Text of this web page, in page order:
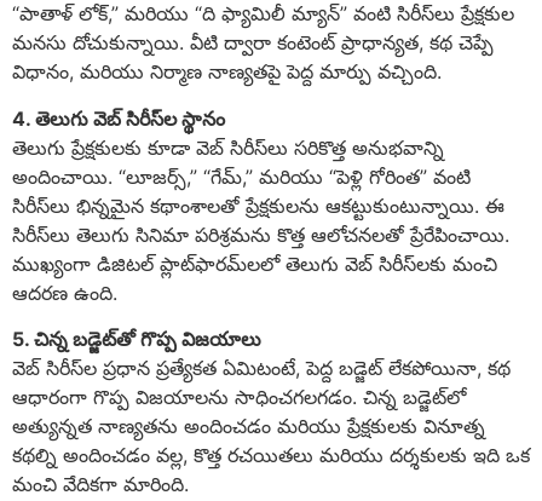
“పాతాళ్ లోక్,” మరియు “ది ఫ్యామిలీ మ్యాన్” వంటి సిరీస్‌లు ప్రేక్షకుల
మనసు దోచుకున్నాయి. వీటి ద్వారా కంటెంట్ ప్రాధాన్యత, కథ చెప్పే
విధానం, మరియు నిర్మాణ నాణ్యతపై పెద్ద మార్పు వచ్చింది.
4. తెలుగు వెబ్ సిరీస్‌ల స్థానం
తెలుగు ప్రేక్షకులకు కూడా వెబ్ సిరీస్‌లు సరికొత్త అనుభవాన్ని
అందించాయి. “లూజర్స్,” “గేమ్,” మరియు “పెళ్లి గోరింత” వంటి
సిరీస్‌లు భిన్నమైన కథాంశాలతో ప్రేక్షకులను ఆకట్టుకుంటున్నాయి. ఈ
సిరీస్‌లు తెలుగు సినిమా పరిశ్రమను కొత్త ఆలోచనలతో ప్రేరేపించాయి.
ముఖ్యంగా డిజిటల్ ప్లాట్‌ఫారమ్‌లలో తెలుగు వెబ్ సిరీస్‌లకు మంచి
ఆదరణ ఉంది.
5. చిన్న బడ్జెట్‌తో గొప్ప విజయాలు
వెబ్ సిరీస్‌ల ప్రధాన ప్రత్యేకత ఏమిటంటే, పెద్ద బడ్జెట్ లేకపోయినా, కథ
ఆధారంగా గొప్ప విజయాలను సాధించగలగడం. చిన్న బడ్జెట్‌లో
అత్యున్నత నాణ్యతను అందించడం మరియు ప్రేక్షకులకు వినూత్న
కథల్ని అందించడం వల్ల, కొత్త రచయితలు మరియు దర్శకులకు ఇది ఒక
మంచి వేదికగా మారింది.